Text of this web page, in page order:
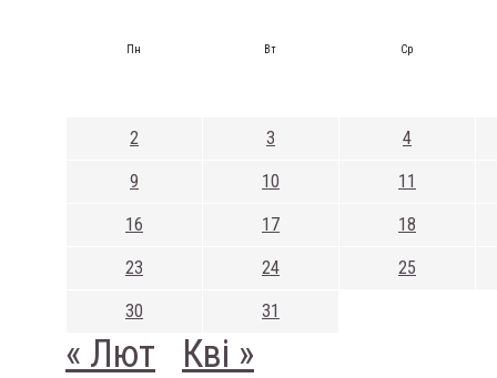
Пн Вт Ср
2 3 4
9 10 11
16 17 18
23 24 25
30 31
« Лют Кві »